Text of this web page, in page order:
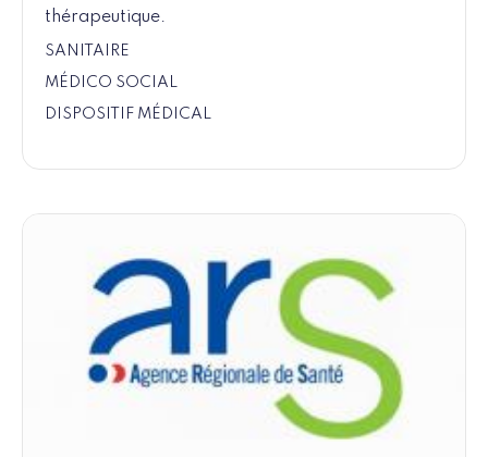
thérapeutique.
SANITAIRE
MÉDICO SOCIAL
DISPOSITIF MÉDICAL